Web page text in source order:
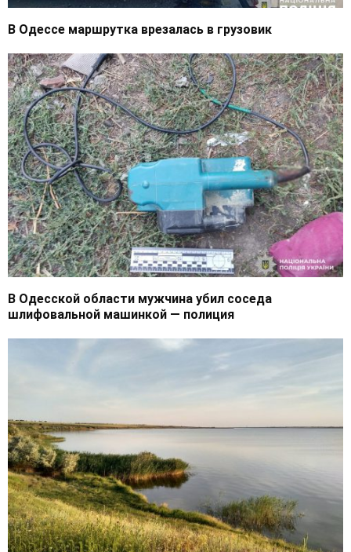
В Одессе маршрутка врезалась в грузовик
В Одесской области мужчина убил соседа
шлифовальной машинкой — полиция